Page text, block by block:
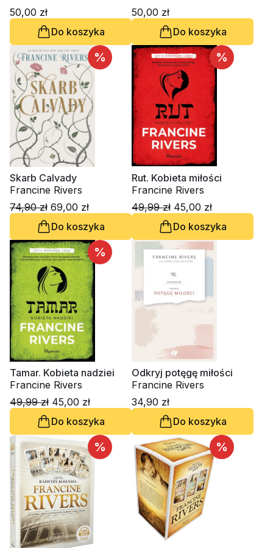
50,00 zł
Do koszyka
50,00 zł
Do koszyka
%
Skarb Calvady
Francine Rivers
74,90 zł 69,00 zł
Do koszyka
%
Rut. Kobieta miłości
Francine Rivers
49,99 zł 45,00 zł
Do koszyka
%
Tamar. Kobieta nadziei
Francine Rivers
49,99 zł 45,00 zł
Do koszyka
Odkryj potęgę miłości
Francine Rivers
34,90 zł
Do koszyka
% %